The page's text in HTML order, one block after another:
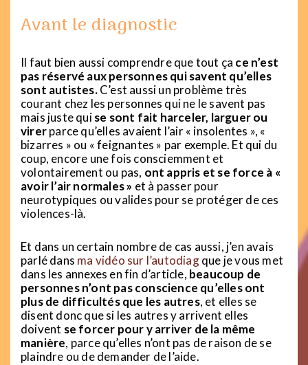
Avant le diagnostic
Il faut bien aussi comprendre que tout ça ce n’est
pas réservé aux personnes qui savent qu’elles
sont autistes.C’est aussi un problème très
courant chez les personnes qui ne le savent pas
mais juste quise sont fait harceler, larguer ou
virerparce qu’elles avaient l’air « insolentes », «
bizarres » ou « feignantes » par exemple. Et qui du
coup, encore une fois consciemment et
volontairement ou pas, ont appris et se force à «
avoir l’air normales » et à passer pour
neurotypiques ou valides pour se protéger de ces
violences-là.
Et dans un certain nombre de cas aussi, j’en avais
parlé dans ma vidéo sur l’autodiagque je vous met
dans les annexes en fin d’article, beaucoup de
personnes n’ont pas conscience qu’elles ont
plus de difficultés que les autres, et elles se
disent donc que si les autres y arrivent elles
doivent se forcer pour y arriver de la même
manière, parce qu’elles n’ont pas de raison de se
plaindre ou de demander de l’aide.